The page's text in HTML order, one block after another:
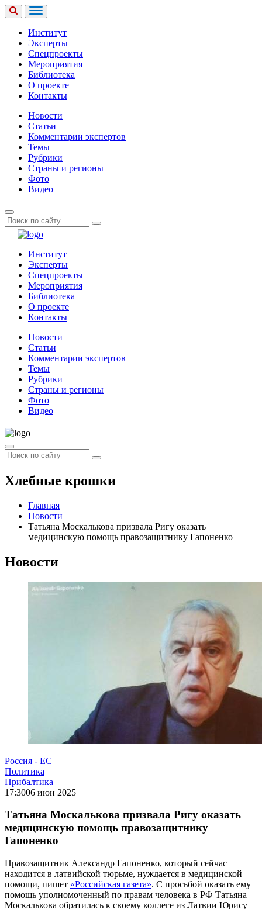
Институт
Эксперты
Спецпроекты
Мероприятия
Библиотека
О проекте
Контакты
Новости
Статьи
Комментарии экспертов
Темы
Рубрики
Страны и регионы
Фото
Видео
Институт
Эксперты
Спецпроекты
Мероприятия
Библиотека
О проекте
Контакты
Новости
Статьи
Комментарии экспертов
Темы
Рубрики
Страны и регионы
Фото
Видео
Хлебные крошки
Главная
Новости
Татьяна Москалькова призвала Ригу оказать
медицинскую помощь правозащитнику Гапоненко
Новости
Россия - ЕС
Политика
Прибалтика
17:3006 июн 2025
Татьяна Москалькова призвала Ригу оказать
медицинскую помощь правозащитнику
Гапоненко
Правозащитник Александр Гапоненко, который сейчас
находится в латвийской тюрьме, нуждается в медицинской
помощи, пишет «Российская газета». С просьбой оказать ему
помощь уполномоченный по правам человека в РФ Татьяна
Москалькова обратилась к своему коллеге из Латвии Юрису